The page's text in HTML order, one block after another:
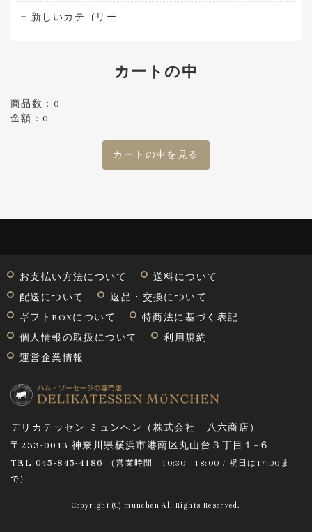
新しいカテゴリー
カートの中
商品数：0
金額：0
カートの中を見る
お支払い方法について
送料について
配送について
返品・交換について
ギフトBOXについて
特商法に基づく表記
個人情報の取扱について
利用規約
運営企業情報
デリカテッセン ミュンヘン（株式会社 八六商店）
〒233-0013 神奈川県横浜市港南区丸山台３丁目１−６
TEL:045-845-4186
（営業時間10:30 - 18:00 / 祝日は17:00ま
で ）
Copyright (C) munchen All Rights Reserved.